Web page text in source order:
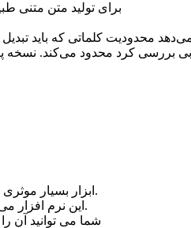
برای تولید متن متنی
محدودیت کلماتی که باید
ابزار بسیار موثری که می تواند آشکارسازهای هوش مصنوعی را دور بزند.
این نرم افزار می تواند محتوا را به زبان ها و سبک های مختلف تولید کند.
شما می توانید آن